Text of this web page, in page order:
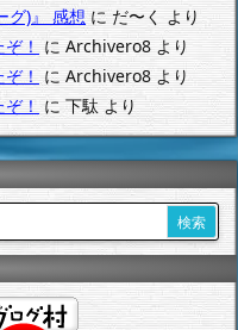
グ)』 感想にだ〜く より
！ に Archivero8 より
！ に Archivero8より
！ に下駄より